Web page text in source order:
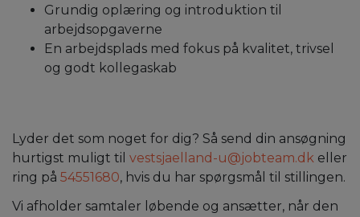
Grundig oplæring og introduktion til
arbejdsopgaverne
En arbejdsplads med fokus på kvalitet, trivsel
og godt kollegaskab
Lyder det som noget for dig? Så send din ansøgning
hurtigst muligt til vestsjaelland-u@jobteam.dk eller
ring på 54551680, hvis du har spørgsmål til stillingen.
Vi afholder samtaler løbende og ansætter, når den